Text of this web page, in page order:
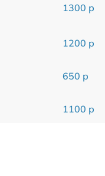
1300 р
1200 р
650 р
1100 р